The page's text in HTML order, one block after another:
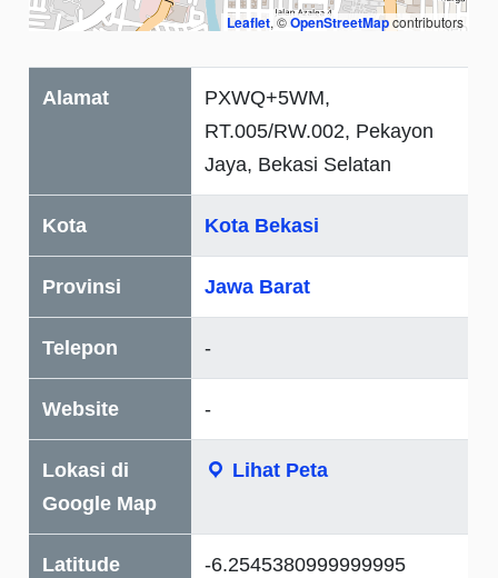
Leaflet, ©OpenStreetMapcontributors
Alamat
PXWQ+5WM,
RT.005/RW.002, Pekayon
Jaya, Bekasi Selatan
Kota Kota Bekasi
Provinsi Jawa Barat
Telepon -
Website -
Lokasi di
Google Map
Lihat Peta
Latitude -6.2545380999999995